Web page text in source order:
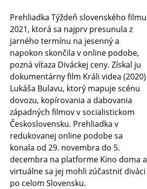
Prehliadka Týždeň slovenského filmu
2021, ktorá sa najprv presunula z
jarného termínu na jesenný a
napokon skončila v online podobe,
pozná víťaza Diváckej ceny. Získal ju
dokumentárny film Králi videa (2020)
Lukáša Bulavu, ktorý mapuje scénu
dovozu, kopírovania a dabovania
západných filmov v socialistickom
Československu. Prehliadka v
redukovanej online podobe sa
konala od 29. novembra do 5.
decembra na platforme Kino doma a
virtuálne sa jej mohli zúčastniť diváci
po celom Slovensku.